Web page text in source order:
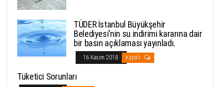
TÜDER İstanbul Büyükşehir
Belediyesi’nin su indirimi kararına dair
bir basın açıklaması yayınladı.
16 Kasım 2018 Kapalı
Tüketici Sorunları